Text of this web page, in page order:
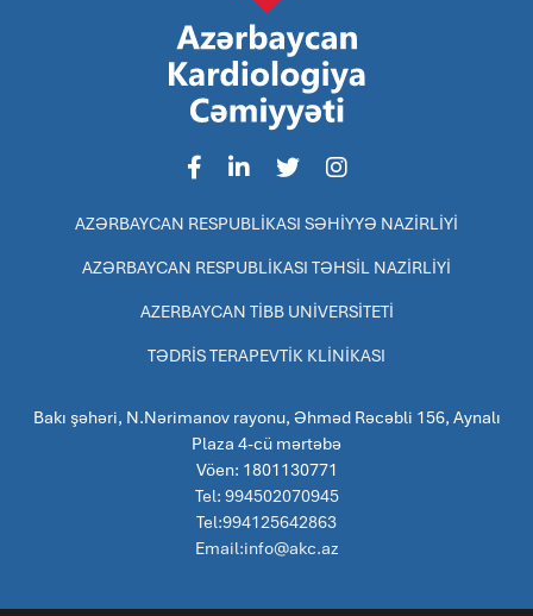
AZƏRBAYCAN RESPUBLİKASI SƏHİYYƏ NAZİRLİYİ
AZƏRBAYCAN RESPUBLİKASI TƏHSİL NAZİRLİYİ
AZERBAYCAN TİBB UNİVERSİTETİ
TƏDRİS TERAPEVTİK KLİNİKASI
Bakı şəhəri, N.Nərimanov rayonu, Əhməd Rəcəbli 156, Aynalı
Plaza 4-cü mərtəbə
Vöen: 1801130771
Tel: 994502070945
Tel:994125642863
Email:info@akc.az